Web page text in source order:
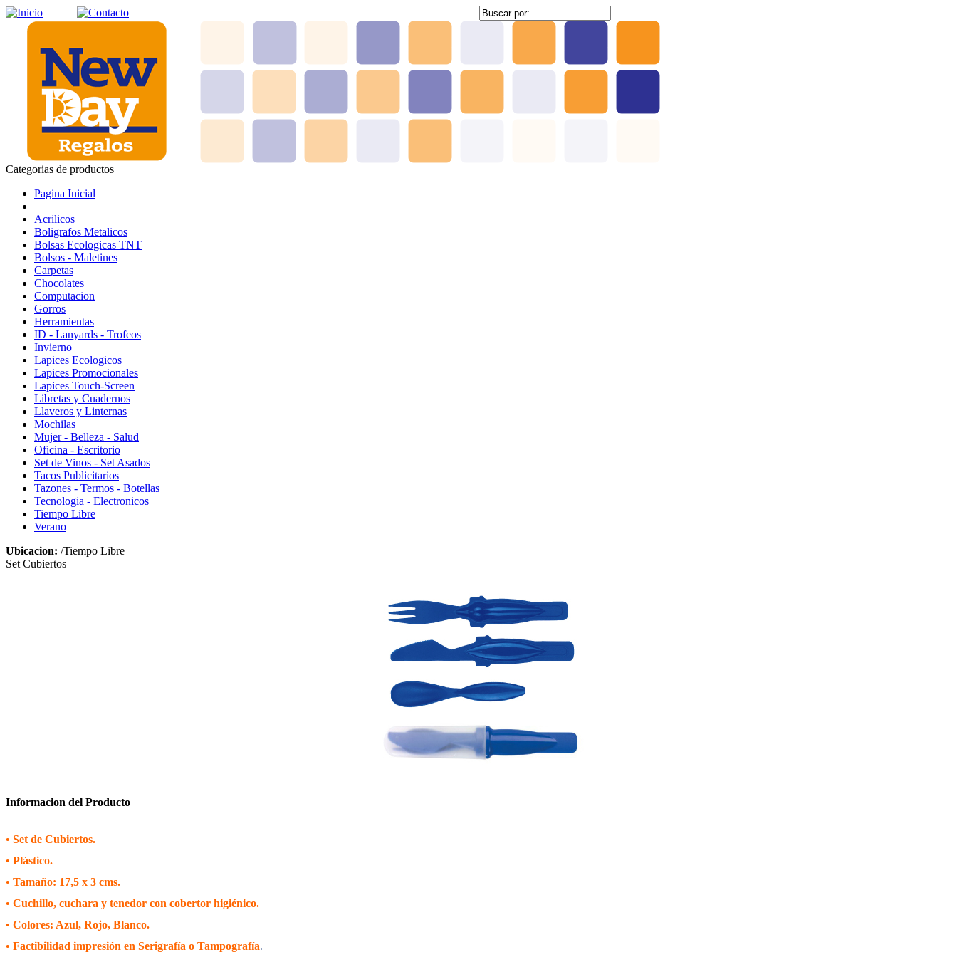
Categorias de productos
Pagina Inicial
Acrilicos
Boligrafos Metalicos
Bolsas Ecologicas TNT
Bolsos - Maletines
Carpetas
Chocolates
Computacion
Gorros
Herramientas
ID - Lanyards - Trofeos
Invierno
Lapices Ecologicos
Lapices Promocionales
Lapices Touch-Screen
Libretas y Cuadernos
Llaveros y Linternas
Mochilas
Mujer - Belleza - Salud
Oficina - Escritorio
Set de Vinos - Set Asados
Tacos Publicitarios
Tazones - Termos - Botellas
Tecnologia - Electronicos
Tiempo Libre
Verano
Ubicacion: /Tiempo Libre
Set Cubiertos
Informacion del Producto
• Set de Cubiertos.
• Plástico.
• Tamaño: 17,5 x 3 cms.
• Cuchillo, cuchara y tenedor con cobertor higiénico.
• Colores: Azul, Rojo, Blanco.
• Factibilidad impresión en Serigrafía o Tampografía.